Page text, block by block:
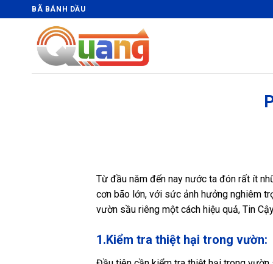
qua
BÃ BÁNH DẦU
Từ đầu năm đến nay nước ta đón rất ít
cơn bão lớn, với sức ảnh hưởng nghiêm
vườn sầu riêng một cách hiệu quả, Tin
1.Kiểm tra thiệt hại trong vườn: